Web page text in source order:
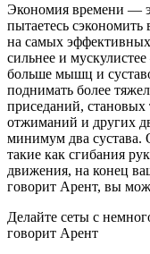
Экономия времени —
пытаетесь сэкономить
на самых
сильнее и
больше мышц и
поднимать более
приседаний, становых
отжиманий и других
минимум два сустава.
такие как сгибания
движения, на конец
говорит Арент, вы
Делайте сеты с
говорит Арент